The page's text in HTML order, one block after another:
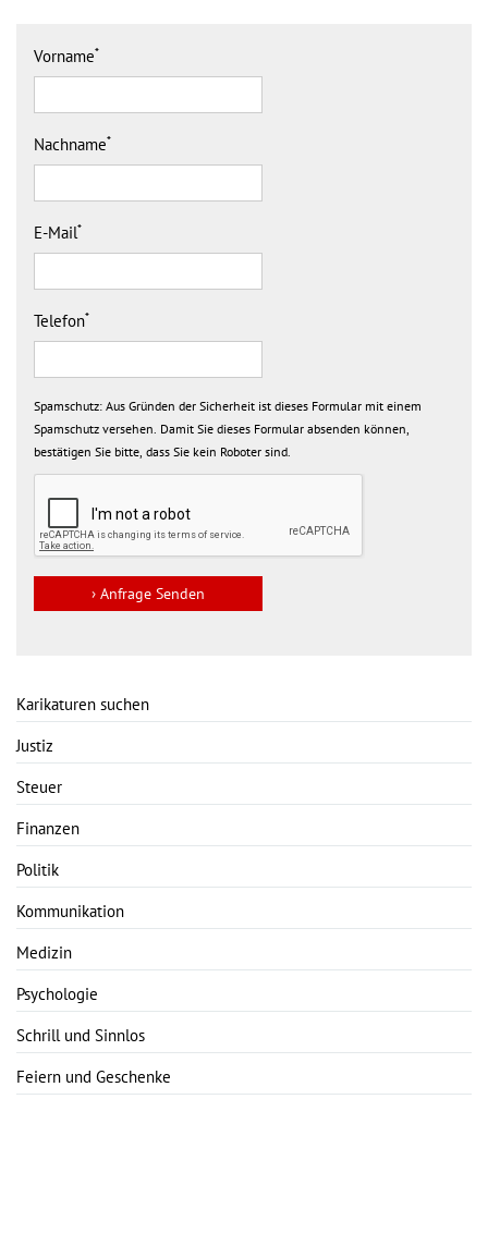
Vorname*
Nachname*
E-Mail*
Telefon*
Spamschutz: Aus Gründen der Sicherheit ist dieses Formular mit einem
Spamschutz versehen. Damit Sie dieses Formular absenden können,
bestätigen Sie bitte, dass Sie kein Roboter sind.
Karikaturen suchen
Justiz
Steuer
Finanzen
Politik
Kommunikation
Medizin
Psychologie
Schrill und Sinnlos
Feiern und Geschenke